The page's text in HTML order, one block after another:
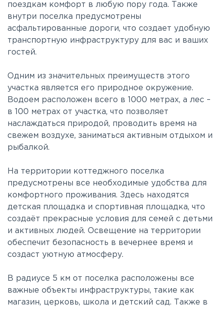
поездкам комфорт в любую пору года. Также
внутри поселка предусмотрены
асфальтированные дороги, что создает удобную
транспортную инфраструктуру для вас и ваших
гостей.
Одним из значительных преимуществ этого
участка является его природное окружение.
Водоем расположен всего в 1000 метрах, а лес –
в 100 метрах от участка, что позволяет
наслаждаться природой, проводить время на
свежем воздухе, заниматься активным отдыхом и
рыбалкой.
На территории коттеджного поселка
предусмотрены все необходимые удобства для
комфортного проживания. Здесь находятся
детская площадка и спортивная площадка, что
создаёт прекрасные условия для семей с детьми
и активных людей. Освещение на территории
обеспечит безопасность в вечернее время и
создаст уютную атмосферу.
В радиусе 5 км от поселка расположены все
важные объекты инфраструктуры, такие как
магазин, церковь, школа и детский сад. Также в